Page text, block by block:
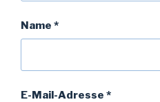
Name *
E-Mail-Adresse *